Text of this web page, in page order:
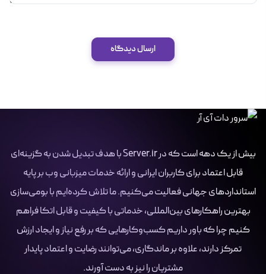
ارسال دیدگاه
بیش از یک دهه است که در Server.ir با هدف تبدیل شدن به گزینه‌ای
قابل اعتماد برای کاربران ایرانی و ارائه خدمات میزبانی وب بر پایه
استانداردهای جهانی فعالیت می‌کنیم. ما تلاش کرده‌ایم با بومی‌سازی
بهترین راهکارهای بین‌المللی، خدماتی با کیفیت و قابل اتکا فراهم
کنیم چرا که باور داریم کسب‌وکارهایی که بر رفع نیاز و ایجاد ارزش
تمرکز دارند، علاوه بر ماندگاری، می‌توانند رضایت و اعتماد پایدار
مشتریان را نیز به دست آورند.